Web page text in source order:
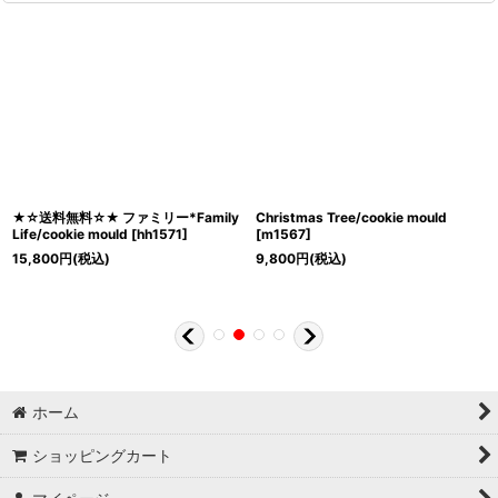
★☆送料無料☆★ ファミリー*Family
Life/cookie mould [hh1571]
15,800円(税込)
Christmas Tree/cookie mould
[m1567]
9,800円(税込)
ホーム
ショッピングカート